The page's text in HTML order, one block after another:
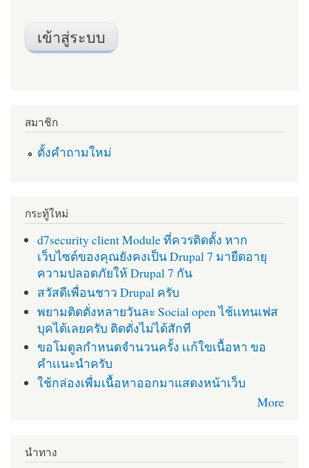
สมาชิก
ตั้งคำถามใหม่
กระทู้ใหม่
d7security client Module ที่ควรติดตั้ง หาก
เว็บไซต์ของคุณยังคงเป็น Drupal 7 มายืดอายุ
ความปลอดภัยให้ Drupal 7 กัน
สวัสดีเพื่อนชาว Drupal ครับ
พยามติดตั่งหลายวันละ Social open ไช้เเทนเฟส
บุคได้เลยครับ ติดตั่งไม่ได้สักที
ขอโมดูลกำหนดจำนวนครั้ง เเก้ใขเนื้อหา ขอ
คำเเนะนำครับ
ใช้กล่องเพื่มเนื้อหาออกมาแสดงหน้าเว็บ
More
นำทาง